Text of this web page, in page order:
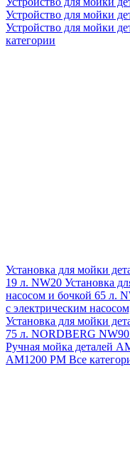
Устройство для мойки
Устройство для мойки
категории
Установка для мойки
19 л. NW20 Установка
насосом и бочкой 65 л.
с электрическим
Установка для мойки
75 л. NORDBERG NW90
Ручная мойка деталей
АМ1200 РМ Все